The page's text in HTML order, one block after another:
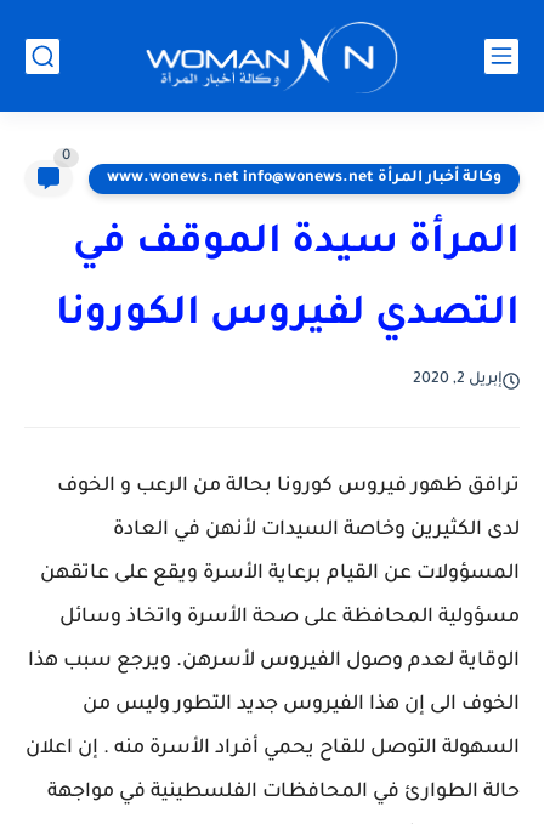
وكالة أخبار المرأة www.wonews.net info@wonews.net
0
المرأة سيدة الموقف في
التصدي لفيروس الكورونا
إبريل 2, 2020
ترافق ظهور فيروس كورونا بحالة من الرعب و الخوف
لدى الكثيرين وخاصة السيدات لأنهن في العادة
المسؤولات عن القيام برعاية الأسرة ويقع على عاتقهن
مسؤولية المحافظة على صحة الأسرة واتخاذ وسائل
الوقاية لعدم وصول الفيروس لأسرهن. ويرجع سبب هذا
الخوف الى إن هذا الفيروس جديد التطور وليس من
السهولة التوصل للقاح يحمي أفراد الأسرة منه . إن اعلان
حالة الطوارئ في المحافظات الفلسطينية في مواجهة